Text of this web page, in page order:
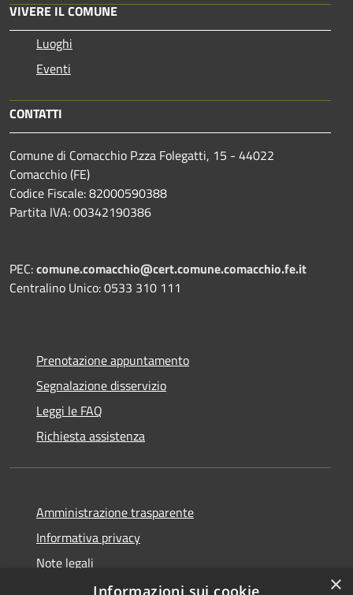
VIVERE IL COMUNE
Luoghi
Eventi
CONTATTI
Comune di Comacchio P.zza Folegatti, 15 - 44022
Comacchio (FE)
Codice Fiscale: 82000590388
Partita IVA: 00342190386
PEC:comune.comacchio@cert.comune.comacchio.fe.it
Centralino Unico: 0533 310 111
Prenotazione appuntamento
Segnalazione disservizio
Leggi le FAQ
Richiesta assistenza
Amministrazione trasparente
Informativa privacy
Note legali
Dichiarazione di accessibilità
×
Informazioni sui cookie